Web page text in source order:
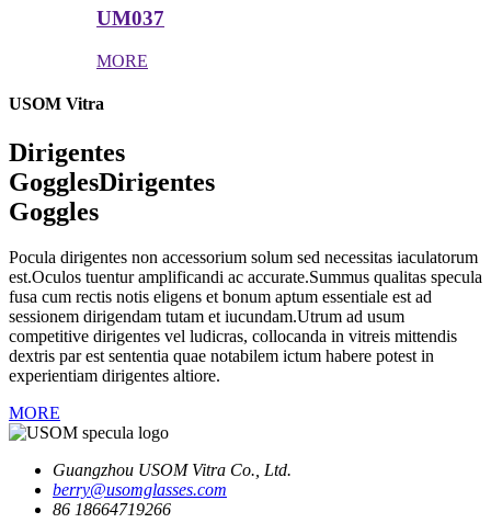
UM037
MORE
USOM Vitra
Dirigentes
GogglesDirigentes
Goggles
Pocula dirigentes non accessorium solum sed necessitas iaculatorum
est.Oculos tuentur amplificandi ac accurate.Summus qualitas specula
fusa cum rectis notis eligens et bonum aptum essentiale est ad
sessionem dirigendam tutam et iucundam.Utrum ad usum
competitive dirigentes vel ludicras, collocanda in vitreis mittendis
dextris par est sententia quae notabilem ictum habere potest in
experientiam dirigentes altiore.
MORE
Guangzhou USOM Vitra Co., Ltd.
berry@usomglasses.com
86 18664719266